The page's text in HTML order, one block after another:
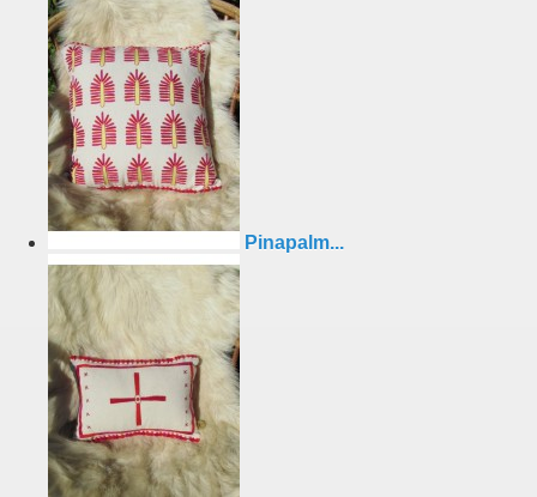
Pinapalm...